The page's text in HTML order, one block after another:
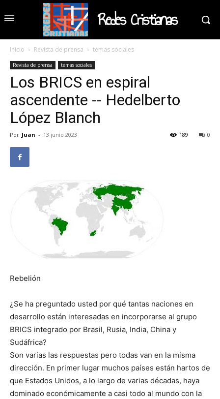
Redes Cristianas
Inicio Revista de prensa temas sociales
Revista de prensa temas sociales
Los BRICS en espiral
ascendente -- Hedelberto
López Blanch
Por Juan - 13 junio 2023 0
189
Rebelión
¿Se ha preguntado usted por qué tantas naciones en
desarrollo están interesadas en incorporarse al grupo
BRICS integrado por Brasil, Rusia, India, China y
Sudáfrica?
Son varias las respuestas pero todas van en la misma
dirección. En primer lugar muchos países están hartos de
que Estados Unidos, a lo largo de varias décadas, haya
dominado económicamente a casi todo al mundo con la